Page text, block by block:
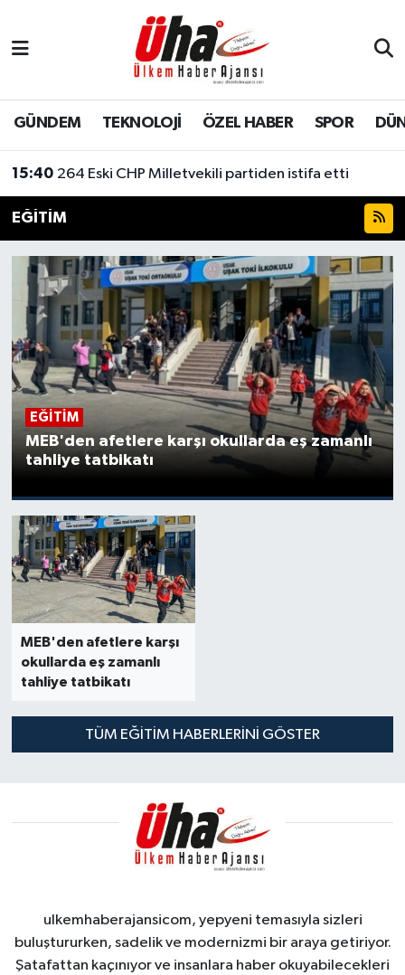
GÜNDEM TEKNOLOJİ ÖZEL HABER SPOR
15:40 264 Eski CHP Milletvekili partiden istifa etti
EĞİTİM
EĞİTİM
MEB'den afetlere karşı okullarda eş zamanlı
tahliye tatbikatı
MEB'den afetlere karşı
okullarda eş zamanlı
tahliye tatbikatı
TÜM EĞİTİM HABERLERINI GÖSTER
ulkemhaberajansicom, yepyeni temasıyla sizleri
buluştururken, sadelik ve modernizmi bir araya getiriyor.
Şatafattan kaçınıyor ve insanlara haber okuyabilecekleri
İstanbul Nöbetçi Eczaneler
İstanbul Hava Durumu
İstanbul Trafik Yoğunluk Haritası
Süper Lig Puan Durumu ve Fikstür
Tüm Manşetler
Son Dakika Haberleri
Haber Arşivi